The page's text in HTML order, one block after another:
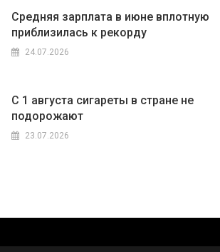
Средняя зарплата в июне вплотную
приблизилась к рекорду
24.07.2026
С 1 августа сигареты в стране не
подорожают
23.07.2026